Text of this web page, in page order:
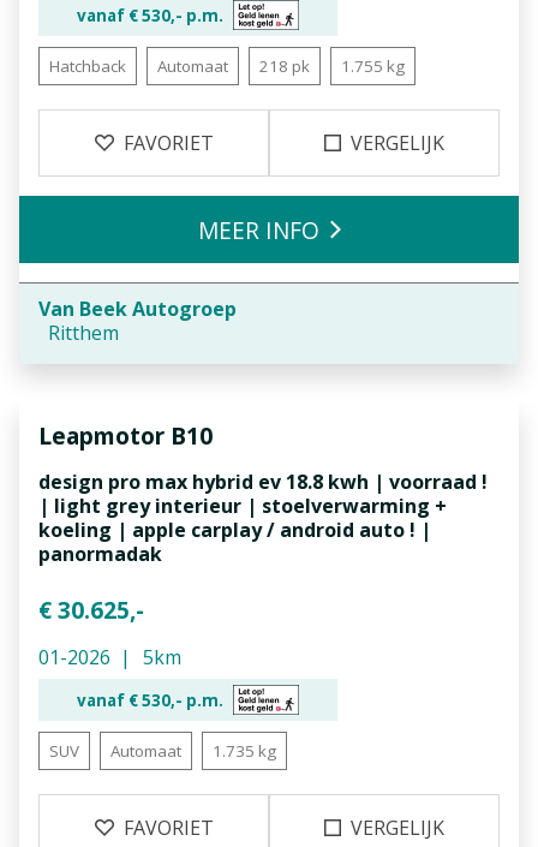
vanaf €530,- p.m.
Hatchback Automaat 218 pk 1.755 kg
FAVORIET VERGELIJK
Van Beek Autogroep
Ritthem
MEER INFO
Leapmotor B10
design pro max hybrid ev 18.8 kwh | voorraad !
| light grey interieur | stoelverwarming +
koeling | apple carplay / android auto ! |
panormadak
€ 30.625,-
01-2026 5km
vanaf €530,- p.m.
SUV Automaat 1.735 kg
FAVORIET VERGELIJK